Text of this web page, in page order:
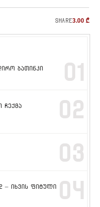
3.00 ₾
Share
ბათინკი
01
ჩექმა
02
03
– იხვის ფიტული
04